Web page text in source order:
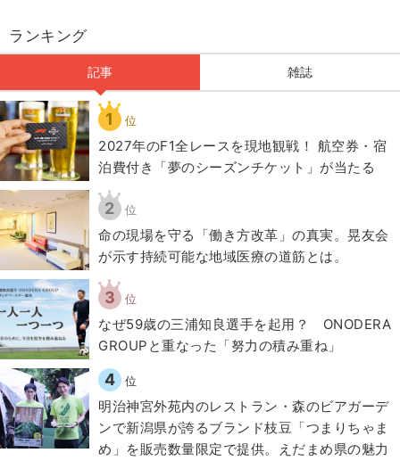
ランキング
記事 雑誌
1 位
2027年のF1全レースを現地観戦！ 航空券・宿
泊費付き「夢のシーズンチケット」が当たる
2 位
​命の現場を守る「働き方改革」の真実。晃友会
が示す持続可能な地域医療の道筋とは。
3 位
なぜ59歳の三浦知良選手を起用？ ONODERA
GROUPと重なった「努力の積み重ね」
4 位
明治神宮外苑内のレストラン・森のビアガーデ
ンで新潟県が誇るブランド枝豆「つまりちゃま
め」を販売数量限定で提供。えだまめ県の魅力